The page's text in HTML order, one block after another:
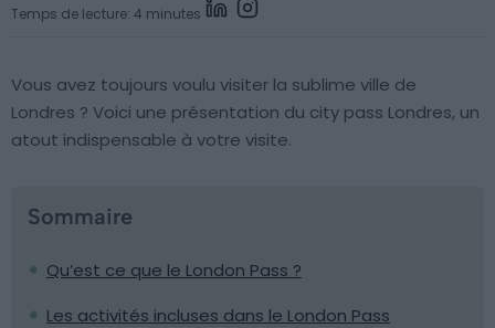
Temps de lecture: 4 minutes
Vous avez toujours voulu visiter la sublime ville de
Londres ? Voici une présentation du city pass Londres, un
atout indispensable à votre visite.
Sommaire
Qu’est ce que le London Pass ?
Les activités incluses dans le London Pass